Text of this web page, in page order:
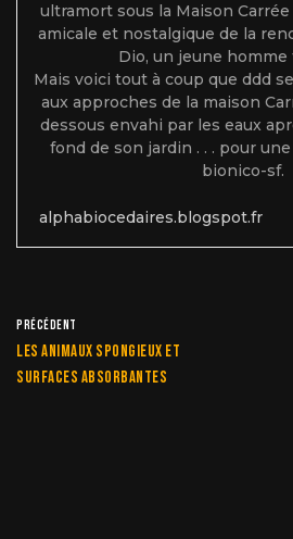
ultramort sous la Maison
amicale et nostalgique de la
Dio, un jeune homme
Mais voici tout à coup que ddd
aux approches de la maison
dessous envahi par les eaux
fond de son jardin . . . pour
bionico-sf.
alphabiocedaires.blogspot.fr
PRÉCÉDENT
Les animaux spongieux et
surfaces absorbantes